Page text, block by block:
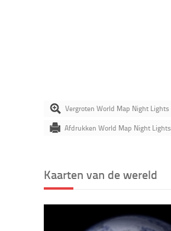
Vergroten World Map Night Lights
Afdrukken World Map Night Lights
Kaarten van de wereld